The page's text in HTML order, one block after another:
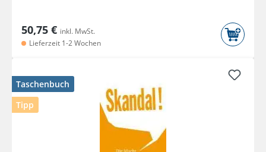
50,75 € inkl. MwSt.
Lieferzeit 1-2 Wochen
Taschenbuch
Tipp